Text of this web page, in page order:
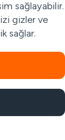
sağlayabilir.
gizler ve
sağlar.